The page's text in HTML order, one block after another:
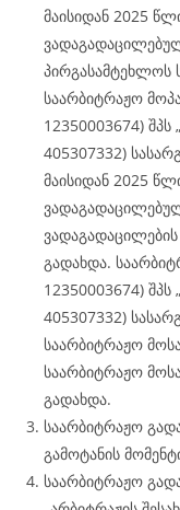
მაისიდან 2025
პირგასამტეხლოს
საარბიტრაჟო
12350003674)
405307332)
მაისიდან 2025
გადახდა.
12350003674)
405307332)
საარბიტრაჟო
საარბიტრაჟო
გადახდა.
საარბიტრაჟო
გამოტანის
საარბიტრაჟო